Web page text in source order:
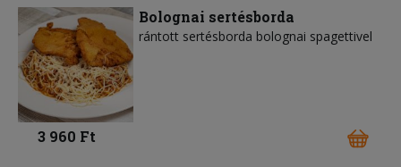
Bolognai sertésborda
rántott sertésborda bolognai spagettivel
3 960 Ft